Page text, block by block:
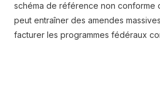
schéma de référence non conforme
peut entraîner des amendes
facturer les programmes fédéraux